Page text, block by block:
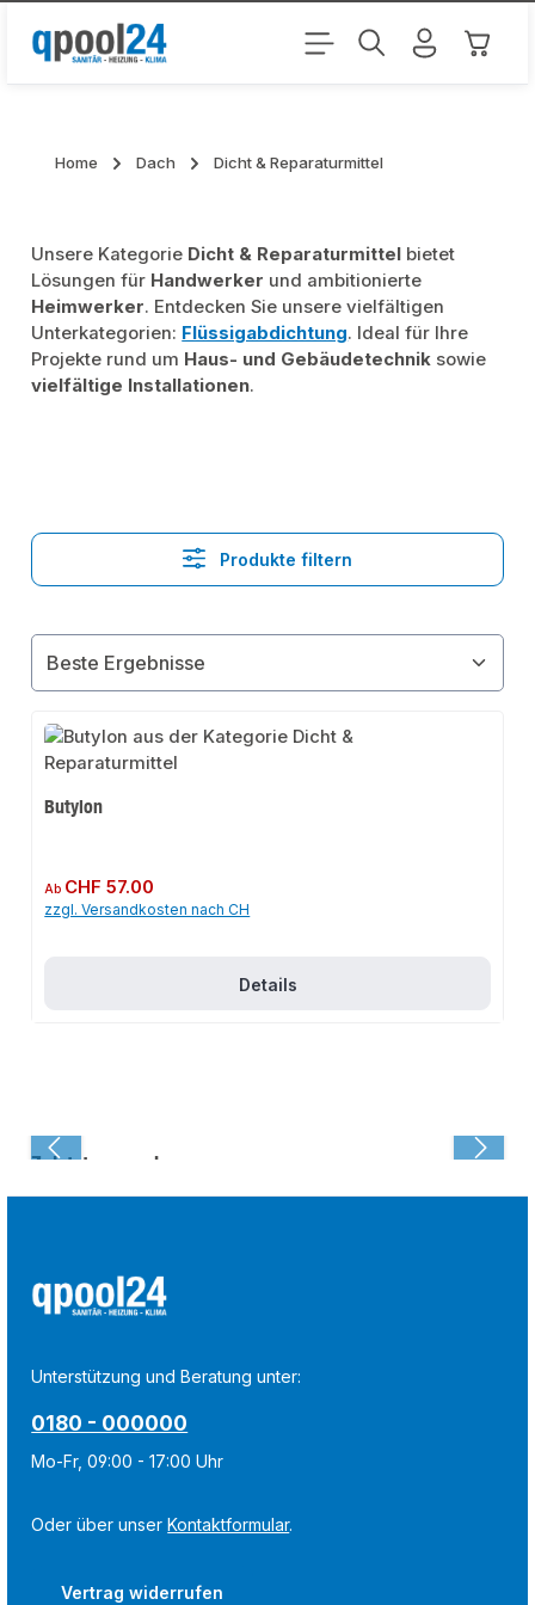
Zum Hauptinhalt springen
Home Dach Dicht & Reparaturmittel
Unsere Kategorie Dicht & Reparaturmittel bietet
Lösungen für Handwerker und ambitionierte
Heimwerker. Entdecken Sie unsere vielfältigen
Unterkategorien: Flüssigabdichtung. Ideal für Ihre
Projekte rund um Haus- und Gebäudetechnik sowie
vielfältige Installationen.
Produkte filtern
Butylon
Regulärer Preis:
Ab CHF 57.00
zzgl. Versandkosten nach CH
Details
Zuletzt angesehen:
Unterstützung und Beratung unter:
0180 - 000000
Mo-Fr, 09:00 - 17:00 Uhr
Oder über unserKontaktformular.
Vertrag widerrufen